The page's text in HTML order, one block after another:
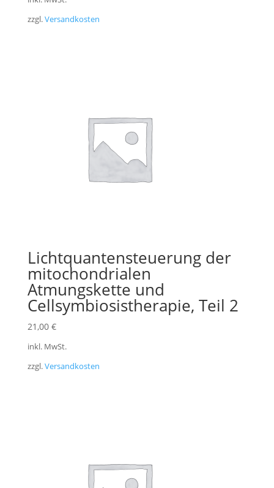
zzgl.Versandkosten
Lichtquantensteuerung der
mitochondrialen
Atmungskette und
Cellsymbiosistherapie, Teil 2
21,00 €
inkl. MwSt.
zzgl.Versandkosten